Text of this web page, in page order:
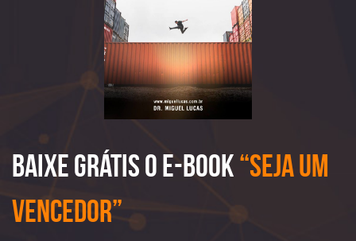
Baixe Grátis o e-book“Seja Um
Vencedor”